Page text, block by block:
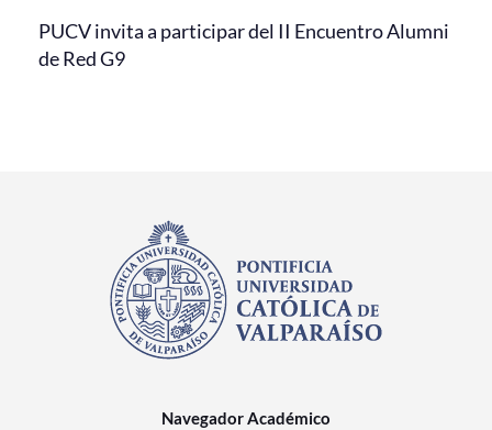
PUCV invita a participar del II Encuentro Alumni
de Red G9
Navegador Académico